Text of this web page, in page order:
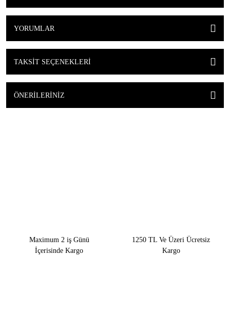
YORUMLAR
TAKSIT SEÇENEKLERI
ÖNERILERINIZ
Maximum 2 iş Günü
İçerisinde Kargo
1250 TL Ve Üzeri Ücretsiz
Kargo